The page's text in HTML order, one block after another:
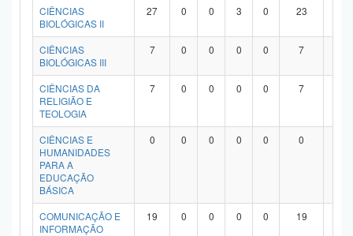
CIÊNCIAS
BIOLÓGICAS II
27 0 0 3 0 23
CIÊNCIAS
BIOLÓGICAS III
7 0 0 0 0 7
CIÊNCIAS DA
RELIGIÃO E
TEOLOGIA
7 0 0 0 0 7
CIÊNCIAS E
HUMANIDADES
PARA A
EDUCAÇÃO
BÁSICA
0 0 0 0 0 0
COMUNICAÇÃO E
INFORMAÇÃO
19 0 0 0 0 19